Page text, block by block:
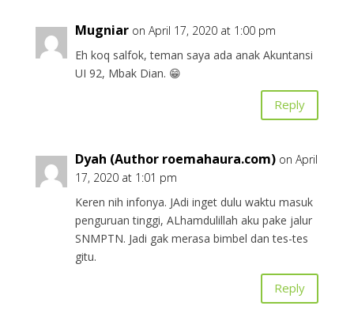
Mugniar on April 17, 2020 at 1:00 pm
Eh koq salfok, teman saya ada anak Akuntansi
UI 92, Mbak Dian. 😁
Reply
Dyah (Author roemahaura.com) on April
17, 2020 at 1:01 pm
Keren nih infonya. JAdi inget dulu waktu masuk
penguruan tinggi, ALhamdulillah aku pake jalur
SNMPTN. Jadi gak merasa bimbel dan tes-tes
gitu.
Reply